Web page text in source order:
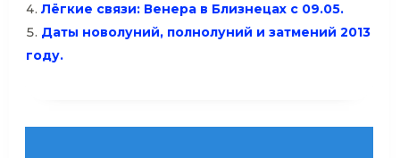
Лёгкие связи: Венера в Близнецах с 09.05.
Даты новолуний, полнолуний и затмений 2013
году.